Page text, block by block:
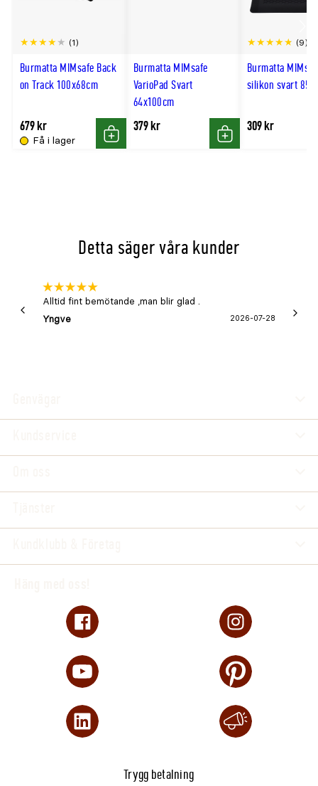
Burmatta MIMsafe Back
on Track 100x68cm
(1)
Få i lager
679 kr
Köp
Burmatta MIMsafe
VarioPad Svart
64x100cm
379 kr
Köp
Burmatta
silikon svart
(9)
309 kr
Detta säger våra kunder
Alltid fint bemötande ,man blir glad .
Yngve
2026-07-28
Trygg betalning